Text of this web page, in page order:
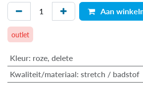
Aan
outlet
Kleur: roze, delete
Kwaliteit/materiaal: stretch / badstof